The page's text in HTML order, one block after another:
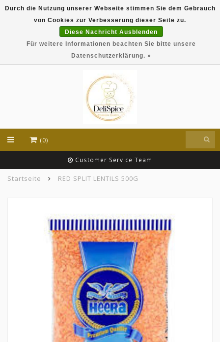
DeliSpice is your online Indian grocery shop with
exclusive brands like Daawat, Suhana, DeliSpice
and many more !!!
(0)
Customer Service Team
Startseite RED SPLIT LENTILS 500G
Durch die Nutzung unserer Webseite stimmen Sie dem Gebrauch
von Cookies zur Verbesserung dieser Seite zu.
Diese Nachricht Ausblenden
Für weitere Informationen beachten Sie bitte unsere
Datenschutzerklärung. »